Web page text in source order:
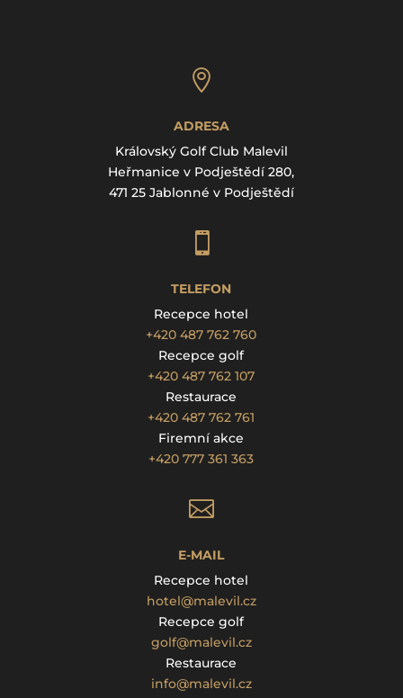

ADRESA
Královský Golf Club Malevil
Heřmanice v Podještědí 280,
471 25 Jablonné v Podještědí

TELEFON
Recepce hotel
+420 487 762 760
Recepce golf
+420 487 762 107
Restaurace
+420 487 762 761
Firemní akce
+420 777 361 363

E-MAIL
Recepce hotel
hotel@malevil.cz
Recepce golf
golf@malevil.cz
Restaurace
info@malevil.cz